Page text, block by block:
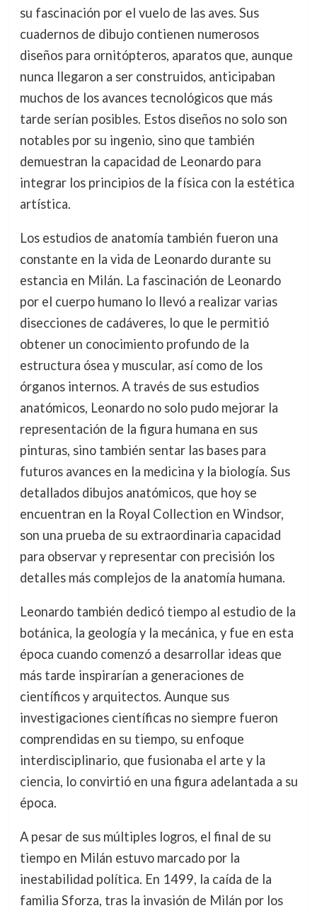
su fascinación por el vuelo de las aves. Sus
cuadernos de dibujo contienen numerosos
diseños para ornitópteros, aparatos que, aunque
nunca llegaron a ser construidos, anticipaban
muchos de los avances tecnológicos que más
tarde serían posibles. Estos diseños no solo son
notables por su ingenio, sino que también
demuestran la capacidad de Leonardo para
integrar los principios de la física con la estética
artística.
Los estudios de anatomía también fueron una
constante en la vida de Leonardo durante su
estancia en Milán. La fascinación de Leonardo
por el cuerpo humano lo llevó a realizar varias
disecciones de cadáveres, lo que le permitió
obtener un conocimiento profundo de la
estructura ósea y muscular, así como de los
órganos internos. A través de sus estudios
anatómicos, Leonardo no solo pudo mejorar la
representación de la figura humana en sus
pinturas, sino también sentar las bases para
futuros avances en la medicina y la biología. Sus
detallados dibujos anatómicos, que hoy se
encuentran en la Royal Collection en Windsor,
son una prueba de su extraordinaria capacidad
para observar y representar con precisión los
detalles más complejos de la anatomía humana.
Leonardo también dedicó tiempo al estudio de la
botánica, la geología y la mecánica, y fue en esta
época cuando comenzó a desarrollar ideas que
más tarde inspirarían a generaciones de
científicos y arquitectos. Aunque sus
investigaciones científicas no siempre fueron
comprendidas en su tiempo, su enfoque
interdisciplinario, que fusionaba el arte y la
ciencia, lo convirtió en una figura adelantada a su
época.
A pesar de sus múltiples logros, el final de su
tiempo en Milán estuvo marcado por la
inestabilidad política. En 1499, la caída de la
familia Sforza, tras la invasión de Milán por los